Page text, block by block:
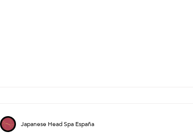
Japanese Head Spa España